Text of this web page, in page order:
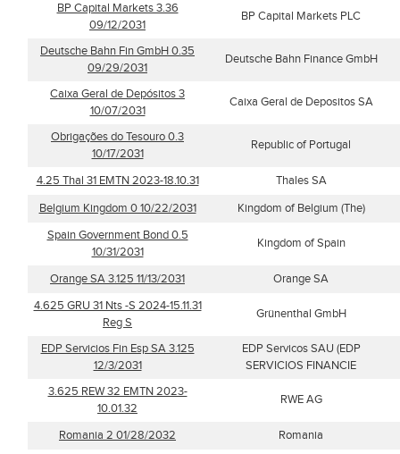
BP Capital Markets 3.36
09/12/2031
BP Capital Markets PLC
Deutsche Bahn Fin GmbH 0.35
09/29/2031
Deutsche Bahn Finance GmbH
Caixa Geral de Depósitos 3
10/07/2031
Caixa Geral de Depositos SA
Obrigações do Tesouro 0.3
10/17/2031
Republic of Portugal
4.25 Thal 31 EMTN 2023-18.10.31
Thales SA
Belgium Kingdom 0 10/22/2031
Kingdom of Belgium (The)
Spain Government Bond 0.5
10/31/2031
Kingdom of Spain
Orange SA 3.125 11/13/2031
Orange SA
4.625 GRU 31 Nts -S 2024-15.11.31
Reg S
Grünenthal GmbH
EDP Servicios Fin Esp SA 3.125
12/3/2031
EDP Servicos SAU (EDP
SERVICIOS FINANCIE
3.625 REW 32 EMTN 2023-
10.01.32
RWE AG
Romania 2 01/28/2032
Romania